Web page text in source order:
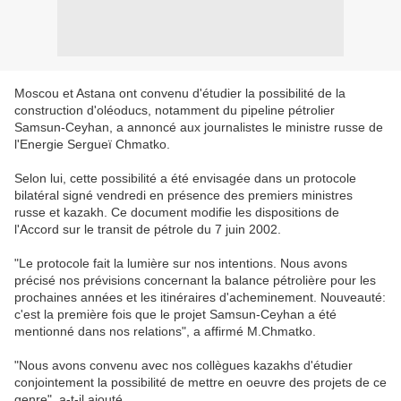
Moscou et Astana ont convenu d'étudier la possibilité de la
construction d'oléoducs, notamment du pipeline pétrolier
Samsun-Ceyhan, a annoncé aux journalistes le ministre russe de
l'Energie Sergueï Chmatko.
Selon lui, cette possibilité a été envisagée dans un protocole
bilatéral signé vendredi en présence des premiers ministres
russe et kazakh. Ce document modifie les dispositions de
l'Accord sur le transit de pétrole du 7 juin 2002.
"Le protocole fait la lumière sur nos intentions. Nous avons
précisé nos prévisions concernant la balance pétrolière pour les
prochaines années et les itinéraires d'acheminement. Nouveauté:
c'est la première fois que le projet Samsun-Ceyhan a été
mentionné dans nos relations", a affirmé M.Chmatko.
"Nous avons convenu avec nos collègues kazakhs d'étudier
conjointement la possibilité de mettre en oeuvre des projets de ce